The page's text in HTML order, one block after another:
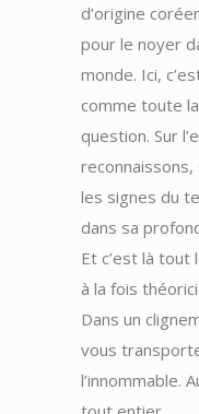
d’origine
pour le noyer
monde. Ici,
comme toute
question. Sur
les signes du
dans sa
Et c’est là tout
à la fois
Dans un
vous
l’innommable.